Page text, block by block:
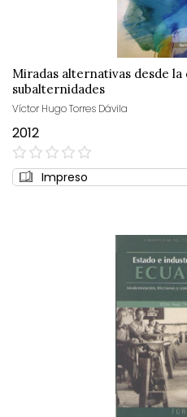
Miradas alternativas desde
subalternidades
Víctor Hugo Torres Dávila
2012
0%
Impreso